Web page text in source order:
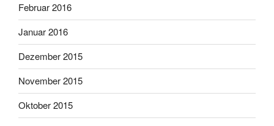
Februar 2016
Januar 2016
Dezember 2015
November 2015
Oktober 2015